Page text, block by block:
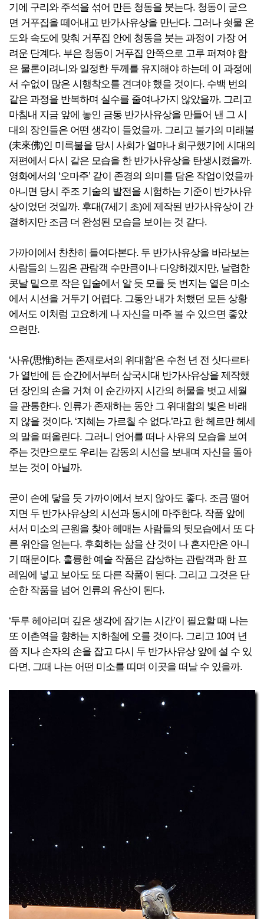
기에 구리와 주석을 섞어 만든 청동을 붓는다. 청동이 굳으
면 거푸집을 떼어내고 반가사유상을 만난다. 그러나 쇳물 온
도와 속도에 맞춰 거푸집 안에 청동을 붓는 과정이 가장 어
려운 단계다. 부은 청동이 거푸집 안쪽으로 고루 퍼져야 함
은 물론이려니와 일정한 두께를 유지해야 하는데 이 과정에
서 수없이 많은 시행착오를 견뎌야 했을 것이다. 수백 번의
같은 과정을 반복하며 실수를 줄여나가지 않았을까. 그리고
마침내 지금 앞에 놓인 금동 반가사유상을 만들어 낸 그 시
대의 장인들은 어떤 생각이 들었을까. 그리고 불가의 미래불
(未來佛)인 미륵불을 당시 사회가 얼마나 희구했기에 시대의
저편에서 다시 같은 모습을 한 반가사유상을 탄생시켰을까.
영화에서의 ‘오마주’ 같이 존경의 의미를 담은 작업이었을까
아니면 당시 주조 기술의 발전을 시험하는 기준이 반가사유
상이었던 것일까. 후대(7세기 초)에 제작된 반가사유상이 간
결하지만 조금 더 완성된 모습을 보이는 것 같다.
가까이에서 찬찬히 들여다본다. 두 반가사유상을 바라보는
사람들의 느낌은 관람객 수만큼이나 다양하겠지만, 날렵한
콧날 밑으로 작은 입술에서 알 듯 모를 듯 번지는 옅은 미소
에서 시선을 거두기 어렵다. 그동안 내가 처했던 모든 상황
에서도 이처럼 고요하게 나 자신을 마주 볼 수 있으면 좋았
으련만.
‘사유(思惟)하는 존재로서의 위대함’은 수천 년 전 싯다르타
가 열반에 든 순간에서부터 삼국시대 반가사유상을 제작했
던 장인의 손을 거쳐 이 순간까지 시간의 허물을 벗고 세월
을 관통한다. 인류가 존재하는 동안 그 위대함의 빛은 바래
지 않을 것이다. ‘지혜는 가르칠 수 없다.’라고 한 헤르만 헤세
의 말을 떠올린다. 그러니 언어를 떠나 사유의 모습을 보여
주는 것만으로도 우리는 감동의 시선을 보내며 자신을 돌아
보는 것이 아닐까.
굳이 손에 닿을 듯 가까이에서 보지 않아도 좋다. 조금 떨어
지면 두 반가사유상의 시선과 동시에 마주한다. 작품 앞에
서서 미소의 근원을 찾아 헤매는 사람들의 뒷모습에서 또 다
른 위안을 얻는다. 후회하는 삶을 산 것이 나 혼자만은 아니
기 때문이다. 훌륭한 예술 작품은 감상하는 관람객과 한 프
레임에 넣고 보아도 또 다른 작품이 된다. 그리고 그것은 단
순한 작품을 넘어 인류의 유산이 된다.
‘두루 헤아리며 깊은 생각에 잠기는 시간’이 필요할 때 나는
또 이촌역을 향하는 지하철에 오를 것이다. 그리고 10여 년
쯤 지나 손자의 손을 잡고 다시 두 반가사유상 앞에 설 수 있
다면, 그때 나는 어떤 미소를 띠며 이곳을 떠날 수 있을까.